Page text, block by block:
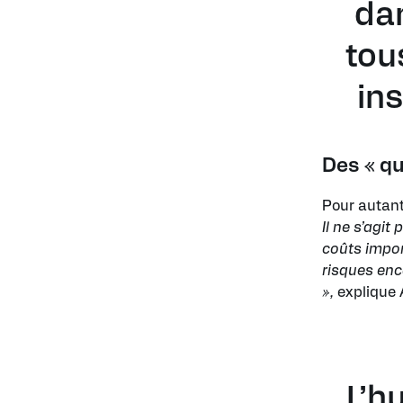
Des «
Pour
Il ne s’agit
coûts
risques
», explique